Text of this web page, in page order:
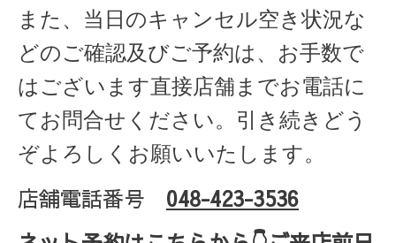
また、当日のキャンセル空き状況な
どのご確認及びご予約は、お手数で
はございます直接店舗までお電話に
てお問合せください。引き続きどう
ぞよろしくお願いいたします。
店舗電話番号 048-423-3536